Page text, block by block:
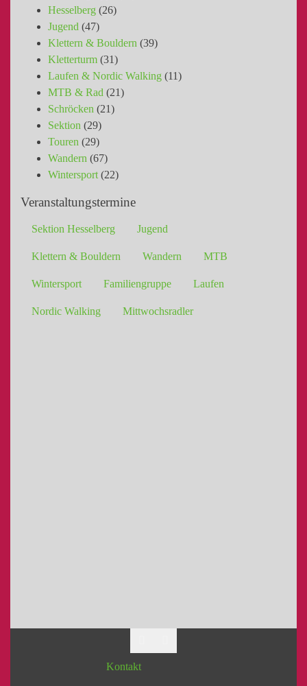
Hesselberg (26)
Jugend (47)
Klettern & Bouldern (39)
Kletterturm (31)
Laufen & Nordic Walking (11)
MTB & Rad (21)
Schröcken (21)
Sektion (29)
Touren (29)
Wandern (67)
Wintersport (22)
Veranstaltungstermine
Sektion Hesselberg Jugend
Klettern & Bouldern Wandern MTB
Wintersport Familiengruppe Laufen
Nordic Walking Mittwochsradler
Kontakt